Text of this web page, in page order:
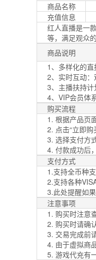
商品名称
充值信息
红人直播是一
等，满足观众
商品说明
1、多样化的
2、实时互动：
3、主播扶持计
4、VIP会员体
购买流程
1. 根据产品页
2. 点击“立即购
3. 选择支付方
4. 付款成功后
支付方式
1.支持全币种支
2.支持各种
3.此处提醒如
注意事项
1. 购买时注意
2. 购买时请确
3. 交易完成前
4. 由于虚拟商
5. 游戏代充有